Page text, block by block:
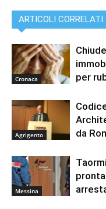
ARTICOLI CORRELATI
Cronaca
per
Agrigento
da
Messina